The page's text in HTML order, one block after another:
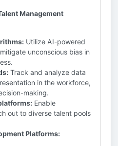
Management
Utilize AI-powered
unconscious bias in
Track and analyze data
in the workforce,
making.
Enable
out to diverse talent pools
Platforms: